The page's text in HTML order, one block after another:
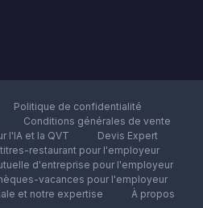
Politique de confidentialité
Conditions générales de vente
l'IA et la QVT
Devis Expert
restaurant pour l'employeur
d'entreprise pour l'employeur
vacances pour l'employeur
et notre expertise
À propos